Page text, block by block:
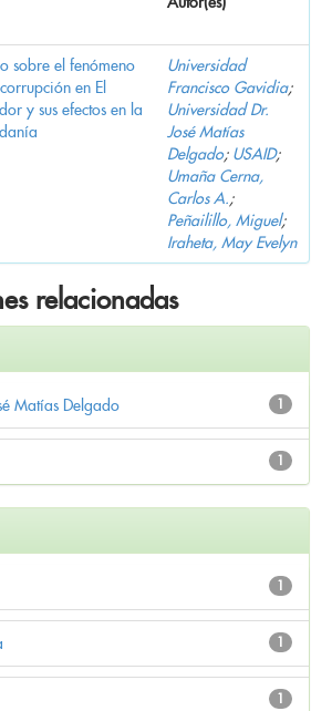
sobre el fenómeno
en El
y sus efectos en la
Universidad
Francisco Gavidia;
Universidad Dr.
José Matías
Delgado; USAID;
Umaña Cerna,
Carlos A.;
Peñailillo, Miguel;
Iraheta, May Evelyn
relacionadas
1
Matías Delgado
1
1
1
1